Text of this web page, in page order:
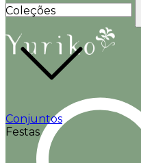
Coleções
Conjuntos
Festas